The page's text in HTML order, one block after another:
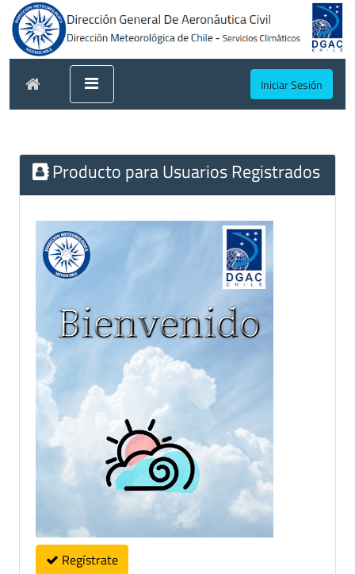
Iniciar Sesión
Producto para Usuarios Registrados
Regístrate